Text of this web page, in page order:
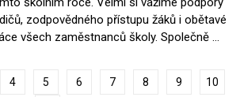
zodpovědného přístupu žáků i obětavé
všech zaměstnanců školy. Společně ...
4 5 6 7 8 9
10